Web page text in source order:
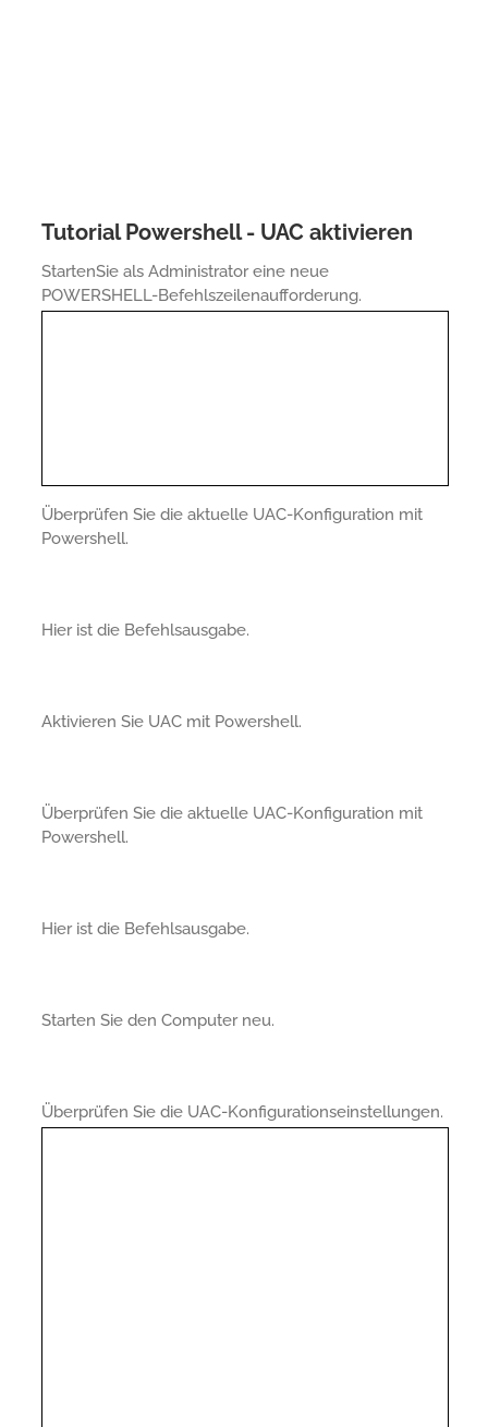
Tutorial Powershell - UAC aktivieren
StartenSie als Administrator eine neue
POWERSHELL-Befehlszeilenaufforderung.
Überprüfen Sie die aktuelle UAC-Konfiguration mit
Powershell.
Hier ist die Befehlsausgabe.
Aktivieren Sie UAC mit Powershell.
Überprüfen Sie die aktuelle UAC-Konfiguration mit
Powershell.
Hier ist die Befehlsausgabe.
Starten Sie den Computer neu.
Überprüfen Sie die UAC-Konfigurationseinstellungen.